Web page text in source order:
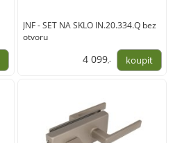
JNF - SET NA SKLO IN.20.334.Q bez
otvoru
4 099,-